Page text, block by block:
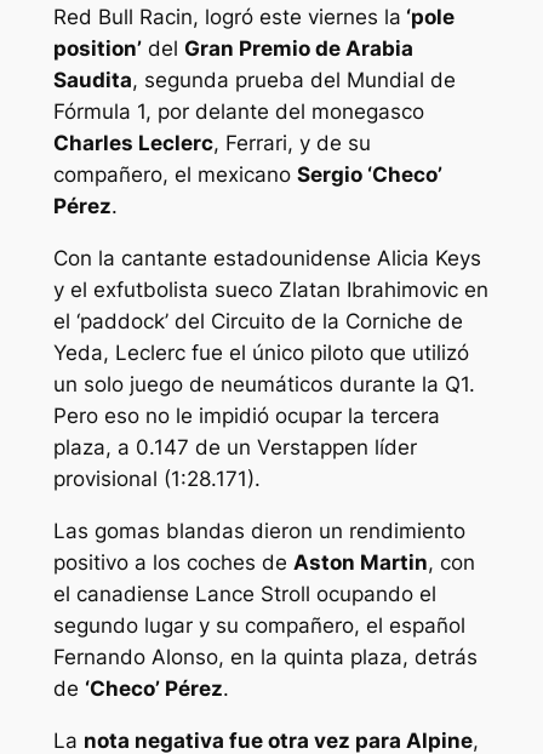
Red Bull Racin, logró este viernes la ‘pole
position’del Gran Premio de Arabia
Saudita, segunda prueba del Mundial de
Fórmula 1, por delante del monegasco
Charles Leclerc, Ferrari, y de su
compañero, el mexicano Sergio ‘Checo’
Pérez.
Con la cantante estadounidense Alicia Keys
y el exfutbolista sueco Zlatan Ibrahimovic en
el ‘paddock’ del Circuito de la Corniche de
Yeda, Leclerc fue el único piloto que utilizó
un solo juego de neumáticos durante la Q1.
Pero eso no le impidió ocupar la tercera
plaza, a 0.147 de un Verstappen líder
provisional (1:28.171).
Las gomas blandas dieron un rendimiento
positivo a los coches de Aston Martin, con
el canadiense Lance Stroll ocupando el
segundo lugar y su compañero, el español
Fernando Alonso, en la quinta plaza, detrás
de ‘Checo’ Pérez.
La nota negativa fue otra vez para Alpine,